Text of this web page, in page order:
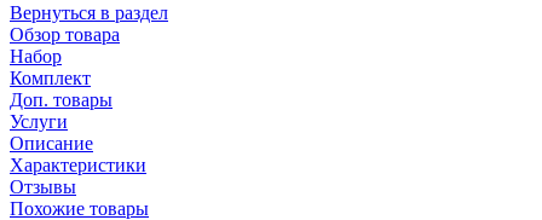
Вернуться в раздел
Обзор товара
Набор
Комплект
Доп. товары
Услуги
Описание
Характеристики
Отзывы
Похожие товары